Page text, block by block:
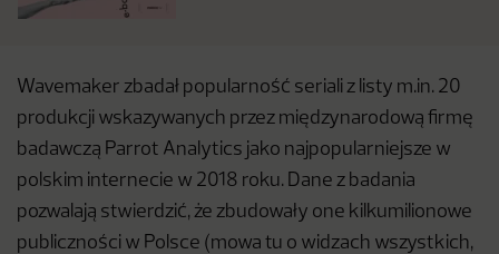
Wavemaker zbadał popularność seriali z listy m.in. 20
produkcji wskazywanych przez międzynarodową firmę
badawczą Parrot Analytics jako najpopularniejsze w
polskim internecie w 2018 roku. Dane z badania
pozwalają stwierdzić, że zbudowały one kilkumilionowe
publiczności w Polsce (mowa tu o widzach wszystkich,